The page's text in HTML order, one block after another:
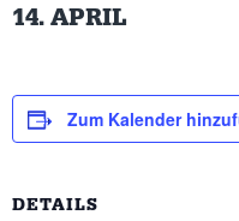
14. APRIL
Zum Kalender
DETAILS